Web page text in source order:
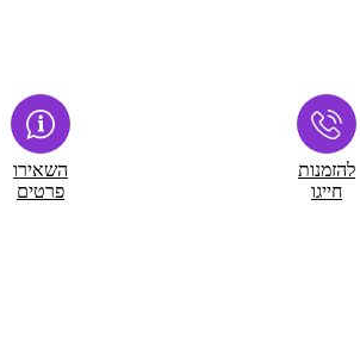
להזמנות
חייגו
השאירו
פרטים